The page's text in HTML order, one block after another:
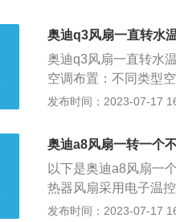
温度过高，行车电脑
越长，从而起到保护
奥迪q3风扇一直转水
奥迪q3风扇一直转水
空调布置：不同类型
一体式空调系统。其
供暖系统、通风和空
电控离合器、冷凝器
磁阀、怠速器和控制
压缩机输出侧、高压
器、积累器、回气管
发布时间：2023-07-17
奥迪a8风扇一转一个
以下是奥迪a8风扇一
热器风扇采用电子温
度，风扇才会正常地
发布时间：2023-07-17